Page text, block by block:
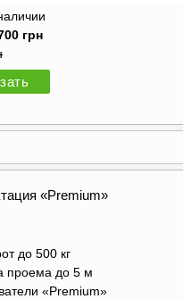
грн
«Premium»
до 500 кг
проема до 5 м
«Premium»